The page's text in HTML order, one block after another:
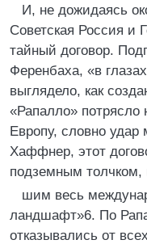
И, не дожидаясь
Советская Россия и
тайный договор.
Ференбаха, «в
выглядело, как
«Рапалло» потрясло
Европу, словно
Хаффнер, этот
подземным толчком,
шим весь
ландшафт»6. По
отказывались от